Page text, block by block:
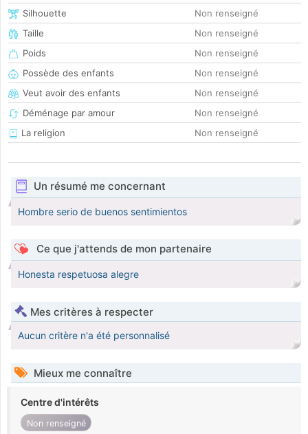
Silhouette
Non renseigné
Taille
Non renseigné
Poids
Non renseigné
Possède des enfants
Non renseigné
Veut avoir des enfants
Non renseigné
Déménage par amour
Non renseigné
La religion
Non renseigné
Un résumé me concernant
Hombre serio de buenos sentimientos
Ce que j'attends de mon partenaire
Honesta respetuosa alegre
Mes critères à respecter
Aucun critère n'a été personnalisé
Mieux me connaître
Centre d'intérêts
Non renseigné